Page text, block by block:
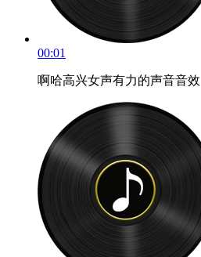
00:01
啊哈高兴女声有力的声音音效